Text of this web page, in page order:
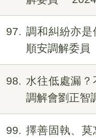
97
調和糾紛亦是
順安調解委員
98
水往低處漏
調解會劉正智
99
擇善固執、